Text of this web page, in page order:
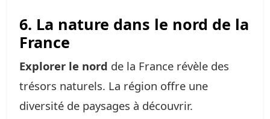
6. La nature dans le nord de la
France
Explorer le nord de la France révèle des
trésors naturels. La région offre une
diversité de paysages à découvrir.